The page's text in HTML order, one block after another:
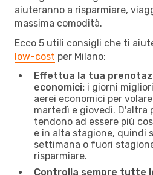
aiuteranno a risparmiare,
massima comodità.
Ecco 5 utili consigli che ti
low-cost per Milano:
Effettua la tua
economici: i giorni
aerei economici per
martedì e giovedì. D'altra
tendono ad essere più
e in alta stagione, quindi
settimana o fuori
risparmiare.
Controlla sempre tutte